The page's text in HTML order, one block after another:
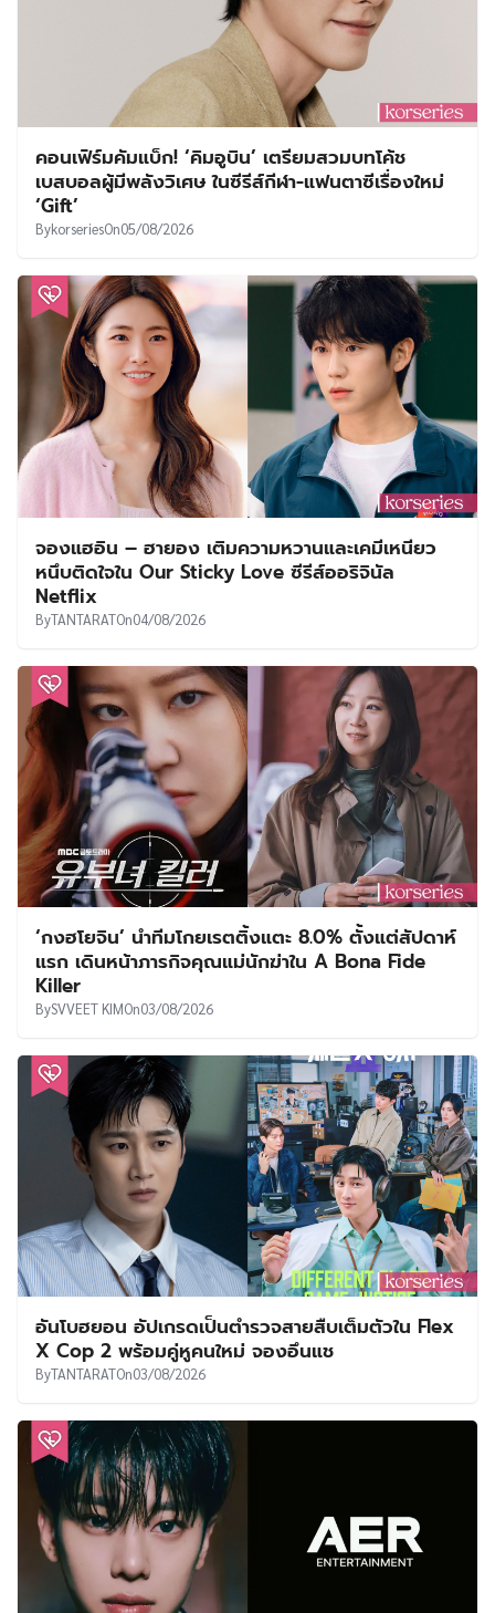
คอนเฟิร์มคัมแบ็ก! ‘คิมอูบิน’ เตรียมสวมบทโค้ช
เบสบอลผู้มีพลังวิเศษ ในซีรีส์กีฬา-แฟนตาซีเรื่องใหม่
‘Gift’
BykorseriesOn05/08/2026
จองแฮอิน – ฮายอง เติมความหวานและเคมีเหนียว
หนึบติดใจใน Our Sticky Love ซีรีส์ออริจินัล
Netflix
ByTANTARATOn04/08/2026
‘กงฮโยจิน’ นำทีมโกยเรตติ้งแตะ 8.0% ตั้งแต่สัปดาห์
แรก เดินหน้าภารกิจคุณแม่นักฆ่าใน A Bona Fide
Killer
BySVVEET KIMOn03/08/2026
อันโบฮยอน อัปเกรดเป็นตำรวจสายสืบเต็มตัวใน Flex
X Cop 2 พร้อมคู่หูคนใหม่ จองอึนแช
ByTANTARATOn03/08/2026